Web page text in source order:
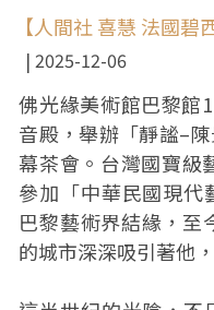
【人間社 喜慧 法國碧
2025-12-06
佛光緣美術館巴黎館
音殿，舉辦「靜謐–
幕茶會。台灣國寶級
參加「中華民國現代
巴黎藝術界結緣，至
的城市深深吸引著他